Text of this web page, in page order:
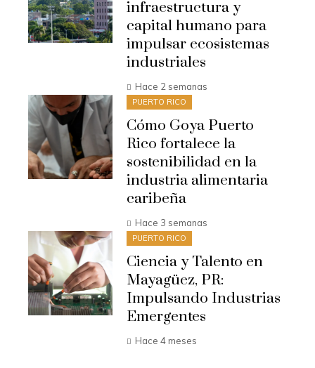
infraestructura y
capital humano para
impulsar ecosistemas
industriales
Hace 2 semanas
PUERTO RICO
Cómo Goya Puerto
Rico fortalece la
sostenibilidad en la
industria alimentaria
caribeña
Hace 3 semanas
PUERTO RICO
Ciencia y Talento en
Mayagüez, PR:
Impulsando Industrias
Emergentes
Hace 4 meses